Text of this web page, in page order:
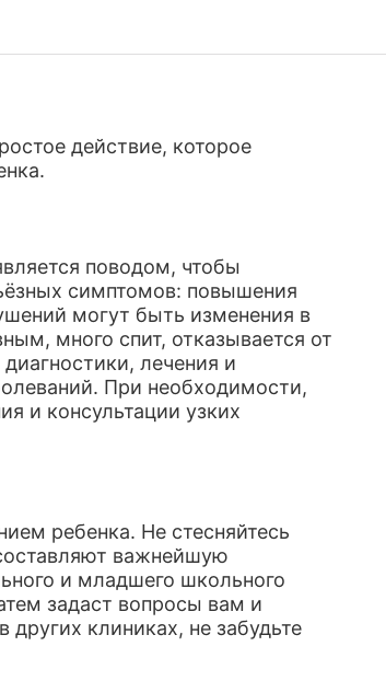
действие, которое
поводом, чтобы
симптомов: повышения
могут быть изменения в
много спит, отказывается от
лечения и
При необходимости,
и консультации узких
ребенка. Не стесняйтесь
важнейшую
и младшего школьного
задаст вопросы вам и
клиниках, не забудьте